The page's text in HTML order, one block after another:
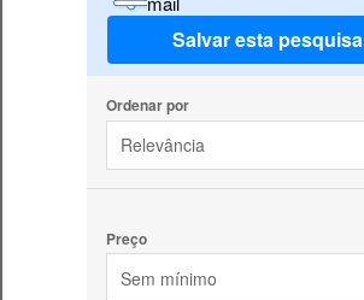
Salvar esta pesquisa
Ordenar por
Relevância
Preço
Sem mínimo